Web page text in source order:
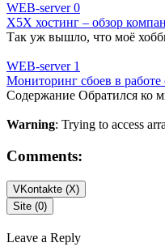
WEB-server0
X5X хостинг – обзор
Так уж вышло, что моё
WEB-server1
Мониторинг сбоев в работе
Содержание Обратился ко
Warning: Trying to access
Comments:
VKontakte (X)
Site (0)
Leave a Reply